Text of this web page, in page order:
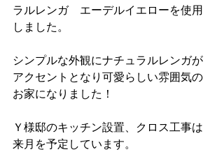
ラルレンガ　エーデルイエローを使用
しました。
シンプルな外観にナチュラルレンガが
アクセントとなり可愛らしい雰囲気の
お家になりました！
Ｙ様邸のキッチン設置、クロス工事は
来月を予定しています。